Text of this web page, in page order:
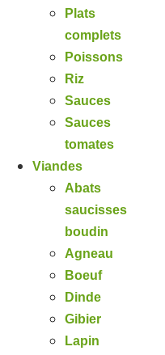
Plats
complets
Poissons
Riz
Sauces
Sauces
tomates
Viandes
Abats
saucisses
boudin
Agneau
Boeuf
Dinde
Gibier
Lapin